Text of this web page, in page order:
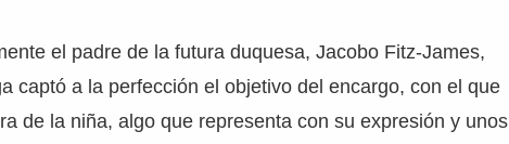
el padre de la futura duquesa, Jacobo Fitz-James,
captó a la perfección el objetivo del encargo, con el que
de la niña, algo que representa con su expresión y unos